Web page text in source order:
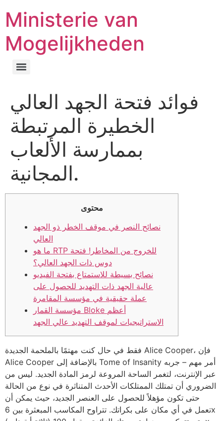
Ministerie van
Mogelijkheden
فوائد فتحة الجهد العالي
الخطيرة المرتبطة
بممارسة الألعاب
المجانية.
محتوى
نصائح النصر في موقف الخطر ذو الجهد
العالي
ما هو RTP للخروج من المخاطر! فتحة
دوس ذات الجهد العالي؟
نصائح بسيطة للاستمتاع بفتحة الفيديو
عالية الجهد ذات التهديد للحصول على
عملة حقيقية في مؤسسة المقامرة
مؤسسة القمار Bloke أعظم
الاستراتيجيات لموقف التهديد عالي الجهد
فقط في حال كنت مهتمًا بالملحمة الجديدة Alice Cooper، فإن
Alice Cooper بالإضافة إلى Tome of Insanity أمر مهم – جربه
عبر الإنترنت، لتغمر الساحة المروعة لرمز المادة الجديد. ليس من
الضروري أن تمتلك الممتلكات الأحدث المتناثرة في نوع من الحالة
حتى تكون مؤهلاً للحصول على العنصر الجديد، حيث يمكن أن
تعمل في أي مكان على بكراتك.
تتراوح المكاسب المبعثرة بين 6x